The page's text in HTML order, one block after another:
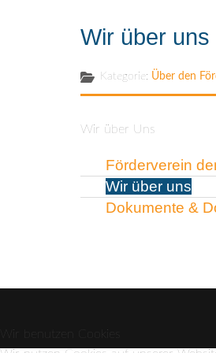
Wir über uns
Kategorie: Über den
Wir über Uns
Förderverein
Wir über uns
Dokumente &
Wir benutzen Cookies